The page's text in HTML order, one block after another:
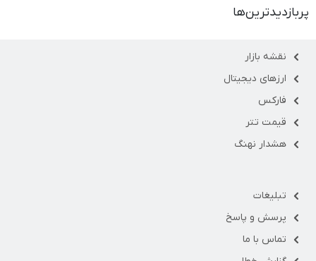
پربازدیدترین‌ها
نقشه بازار
ارزهای دیجیتال
فارکس
قیمت تتر
هشدار نهنگ
تبلیغات
پرسش و پاسخ
تماس با ما